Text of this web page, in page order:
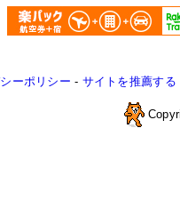
ーポリシー - サイトを推薦する